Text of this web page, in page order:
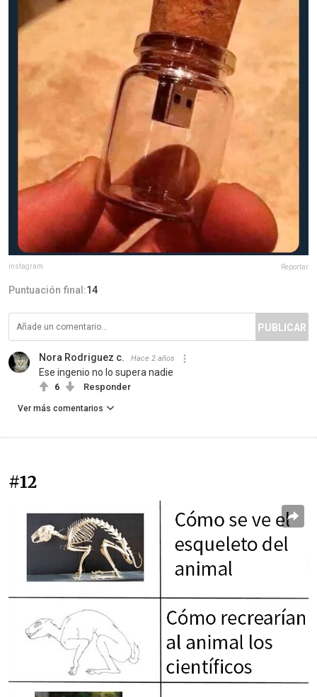
instagram Reportar
Puntuación final:14
PUBLICAR
Nora Rodriguez c. Hace 2 años
Ese ingenio no lo supera nadie
6 Responder
Ver más comentarios
#12